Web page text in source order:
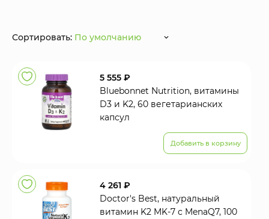
Сортировать: По умолчанию
5 555 ₽
Bluebonnet Nutrition, витамины
D3 и K2, 60 вегетарианских
капсул
Добавить в корзину
4 261 ₽
Doctor's Best, натуральный
витамин K2 MK-7 с MenaQ7, 100